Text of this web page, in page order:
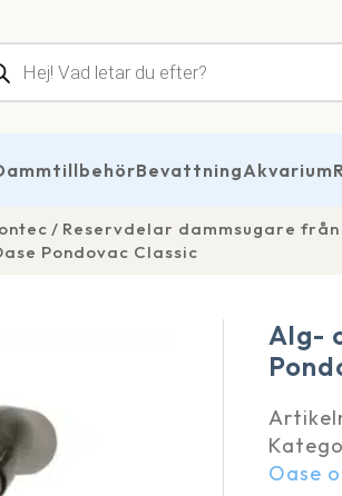
BevattningAkvarium
Reservdelar dammsugare från
Pondovac Classic
Alg-
Oase